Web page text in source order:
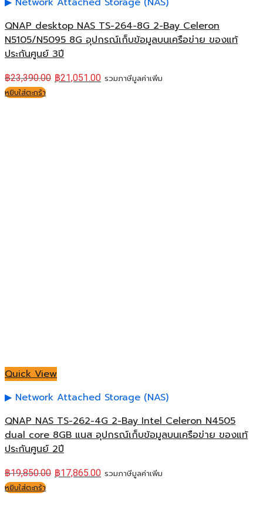
QNAP desktop NAS TS-264-8G 2-Bay Celeron
N5105/N5095 8G อุปกรณ์เก็บข้อมูลบนเครือข่าย ของแท้
ประกันศูนย์ 3ปี
฿23,390.00 ฿21,051.00 รวมภาษีมูลค่าเพิ่ม
หยิบใส่ตะกร้า
Quick View
Network Attached Storage (NAS)
QNAP NAS TS-262-4G 2-Bay Intel Celeron N4505
dual core 8GB แนส อุปกรณ์เก็บข้อมูลบนเครือข่าย ของแท้
ประกันศูนย์ 2ปี
฿19,850.00 ฿17,865.00 รวมภาษีมูลค่าเพิ่ม
หยิบใส่ตะกร้า